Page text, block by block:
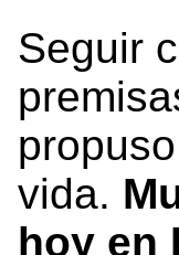
Seguir
vida.
hoy en